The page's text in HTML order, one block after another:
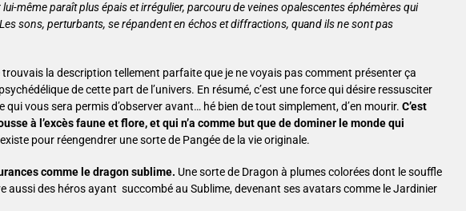
même paraît plus épais et irrégulier, parcouru de veines opalescentes éphémères qui
sons, perturbants, se répandent en échos et diffractions, quand ils ne sont pas
trouvais la description tellement parfaite que je ne voyais pas comment présenter ça
de cette part de l’univers. En résumé, c’est une force qui désire ressusciter
vous sera permis d’observer avant… hé bien de tout simplement, d’en mourir. C’est
à l’excès faune et flore, et qui n’a comme but que de dominer le monde qui
pour réengendrer une sorte de Pangée de la vie originale.
comme le dragon sublime. Une sorte de Dragon à plumes colorées dont le souffle
aussi des héros ayant succombé au Sublime, devenant ses avatars comme le Jardinier